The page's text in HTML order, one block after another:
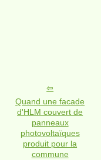
Quand une facade
d'HLM couvert de
panneaux
photovoltaïques
produit pour la
commune